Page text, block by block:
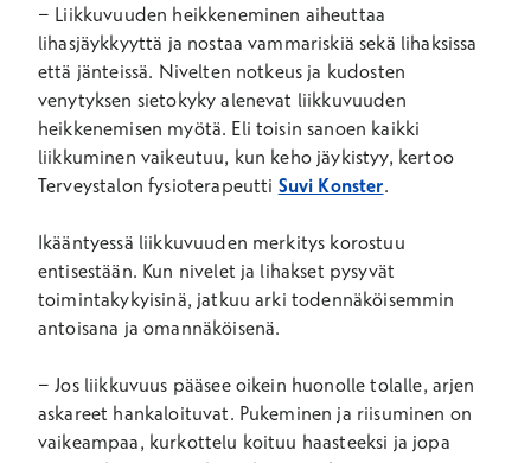
− Liikkuvuuden heikkeneminen aiheuttaa
lihasjäykkyyttä ja nostaa vammariskiä sekä lihaksissa
että jänteissä. Nivelten notkeus ja kudosten
venytyksen sietokyky alenevat liikkuvuuden
heikkenemisen myötä. Eli toisin sanoen kaikki
liikkuminen vaikeutuu, kun keho jäykistyy, kertoo
Terveystalon fysioterapeutti Suvi Konster.
Ikääntyessä liikkuvuuden merkitys korostuu
entisestään. Kun nivelet ja lihakset pysyvät
toimintakykyisinä, jatkuu arki todennäköisemmin
antoisana ja omannäköisenä.
− Jos liikkuvuus pääsee oikein huonolle tolalle, arjen
askareet hankaloituvat. Pukeminen ja riisuminen on
vaikeampaa, kurkottelu koituu haasteeksi ja jopa